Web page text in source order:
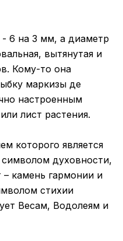
6 на 3 мм, а диаметр
вытянутая и
Кому-то она
маркизы де
настроенным
лист растения.
которого является
символом духовности,
камень гармонии и
стихии
Весам, Водолеям и